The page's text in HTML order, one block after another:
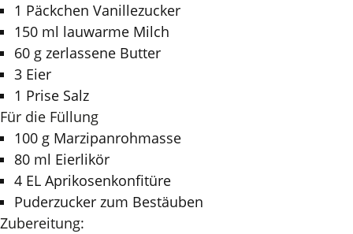
1 Päckchen Vanillezucker
150 ml lauwarme Milch
60 g zerlassene Butter
3 Eier
1 Prise Salz
Für die Füllung
100 g Marzipanrohmasse
80 ml Eierlikör
4 EL Aprikosenkonfitüre
Puderzucker zum Bestäuben
Zubereitung: